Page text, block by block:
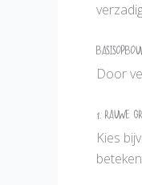
Door
1. Rauwe
Kies